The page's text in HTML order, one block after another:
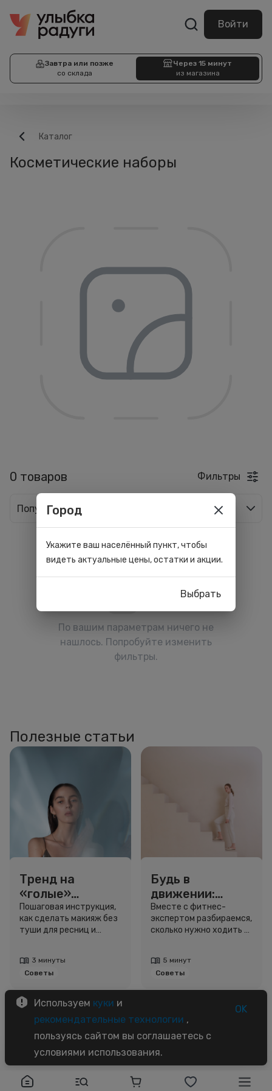
Войти
Завтра или позже
со склада
Через 15 минут
из магазина
Каталог
Косметические наборы
0 товаров Фильтры
Популярные
По вашим параметрам ничего не
нашлось. Попробуйте изменить
фильтры.
Полезные статьи
Тренд на
«голые»
ресницы: как
выглядеть
свежо, не
Пошаговая инструкция,
как сделать макияж без
туши для ресниц и
3 минуты
Советы
Будь в
движении:
сколько нужно
шагов для
красоты и
Вместе с фитнес-
экспертом разбираемся,
сколько нужно ходить и
5 минут
Советы
Используем куки и
рекомендательные технологии ,
пользуясь сайтом вы соглашаетесь с
условиями использования.
OK
Город
Укажите ваш населённый пункт, чтобы
видеть актуальные цены, остатки и акции.
Выбрать